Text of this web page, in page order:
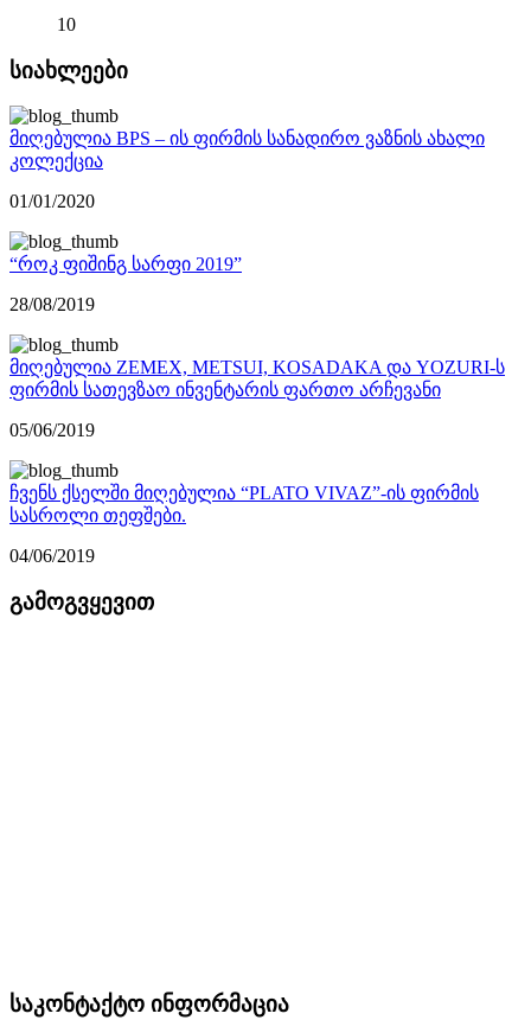
10
სიახლეები
მიღებულია BPS – ის ფირმის სანადირო ვაზნის ახალი
კოლექცია
01/01/2020
“როკ ფიშინგ სარფი 2019”
28/08/2019
მიღებულია ZEMEX, METSUI, KOSADAKA და YOZURI-ს
ფირმის სათევზაო ინვენტარის ფართო არჩევანი
05/06/2019
ჩვენს ქსელში მიღებულია “PLATO VIVAZ”-ის ფირმის
სასროლი თეფშები.
04/06/2019
გამოგვყევით
საკონტაქტო ინფორმაცია